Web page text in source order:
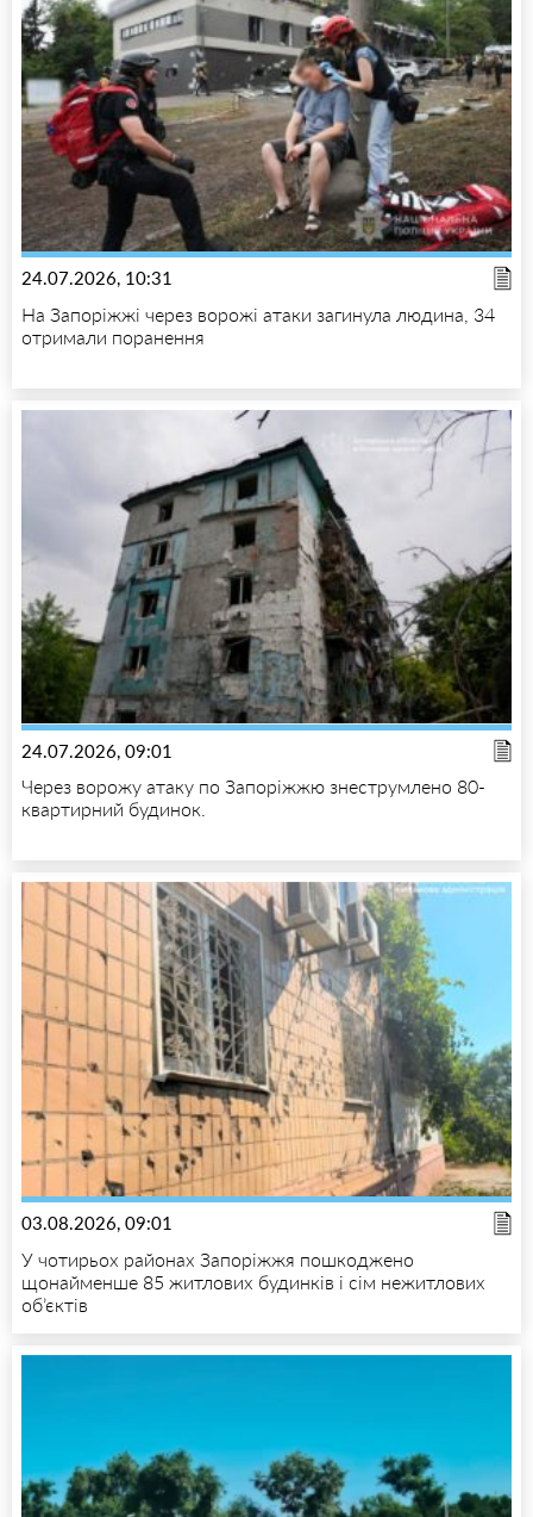
24.07.2026, 10:31
На Запоріжжі через ворожі атаки загинула людина, 34
отримали поранення
24.07.2026, 09:01
Через ворожу атаку по Запоріжжю знеструмлено 80-
квартирний будинок.
03.08.2026, 09:01
У чотирьох районах Запоріжжя пошкоджено
щонайменше 85 житлових будинків і сім нежитлових
об’єктів